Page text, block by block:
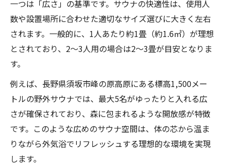
一つは「広さ」の基準です。サウナの快適性は、使用人
数や設置場所に合わせた適切なサイズ選びに大きく左右
されます。一般的に、1人あたり約1畳（約1.6㎡）が理想
とされており、2〜3人用の場合は2〜3畳が目安となりま
す。
例えば、長野県須坂市峰の原高原にある標高1,500メー
トルの野外サウナでは、最大5名がゆったりと入れる広
さが確保されており、森に包まれるような開放感が特徴
です。このような広めのサウナ空間は、体の芯から温ま
りながら外気浴でリフレッシュする理想的な環境を実現
します。